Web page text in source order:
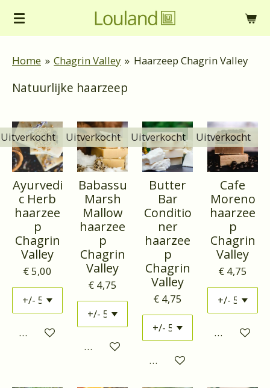
Ga
de
hoofdinhoud
Home » Chagrin Valley » Haarzeep Chagrin Valley
Natuurlijke haarzeep
Uitverkocht
Ayurvedi
c Herb
haarzee
p
Chagrin
Valley
€ 5,00
Houd mij op de hoogte
Uitverkocht
Babassu
Marsh
Mallow
haarzee
p
Chagrin
Valley
€ 4,75
Houd mij op de hoogte
Uitverkocht
Butter
Bar
Conditio
ner
haarzee
p
Chagrin
Valley
€ 4,75
Houd mij op de hoogte
Uitverkocht
Cafe
Moreno
haarzee
p
Chagrin
Valley
€ 4,75
Houd mij